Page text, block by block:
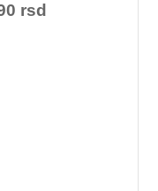
rsd